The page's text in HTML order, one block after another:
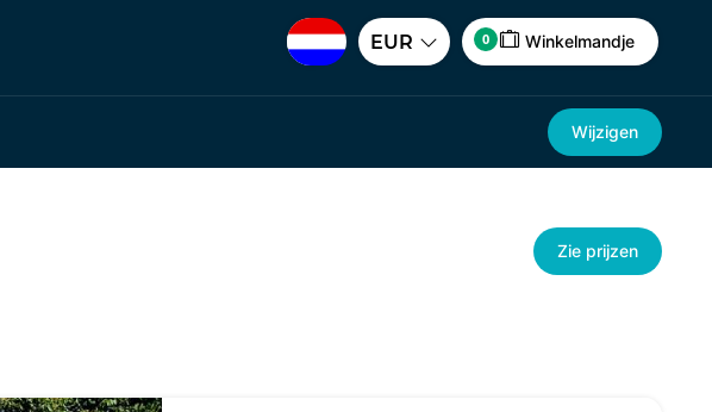
EUR 0 Winkelmandje
Wijzigen
Zie prijzen